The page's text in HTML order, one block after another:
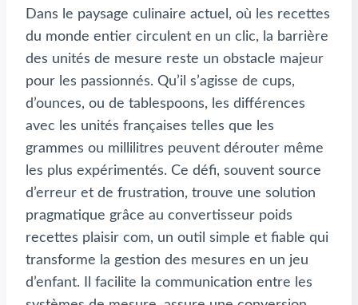
Dans le paysage culinaire actuel, où les recettes
du monde entier circulent en un clic, la barrière
des unités de mesure reste un obstacle majeur
pour les passionnés. Qu’il s’agisse de cups,
d’ounces, ou de tablespoons, les différences
avec les unités françaises telles que les
grammes ou millilitres peuvent dérouter même
les plus expérimentés. Ce défi, souvent source
d’erreur et de frustration, trouve une solution
pragmatique grâce au convertisseur poids
recettes plaisir com, un outil simple et fiable qui
transforme la gestion des mesures en un jeu
d’enfant. Il facilite la communication entre les